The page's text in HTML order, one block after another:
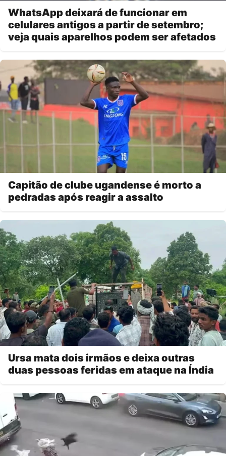
WhatsApp deixará de funcionar em
celulares antigos a partir de setembro;
veja quais aparelhos podem ser afetados
Capitão de clube ugandense é morto a
pedradas após reagir a assalto
Ursa mata dois irmãos e deixa outras
duas pessoas feridas em ataque na Índia